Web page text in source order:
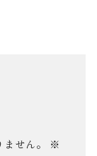
せん。
※